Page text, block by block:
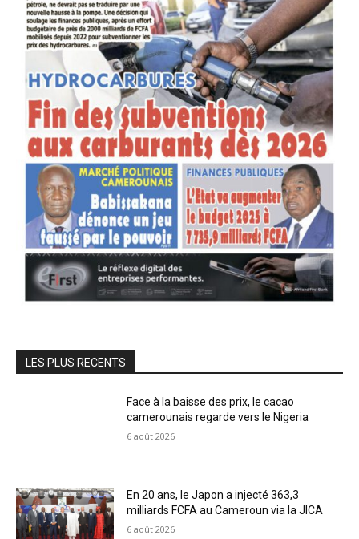
LES PLUS RECENTS
Face à la baisse des prix, le cacao
camerounais regarde vers le Nigeria
6 août 2026
En 20 ans, le Japon a injecté 363,3
milliards FCFA au Cameroun via la JICA
6 août 2026